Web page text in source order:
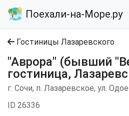
Поехали-на-Море.ру
Гостиницы Лазаревского
"Аврора" (бывший
гостиница,
г. Сочи, п. Лазаревское, ул.
ID 26336